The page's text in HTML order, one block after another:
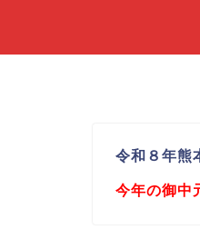
令和８年熊
今年の御中